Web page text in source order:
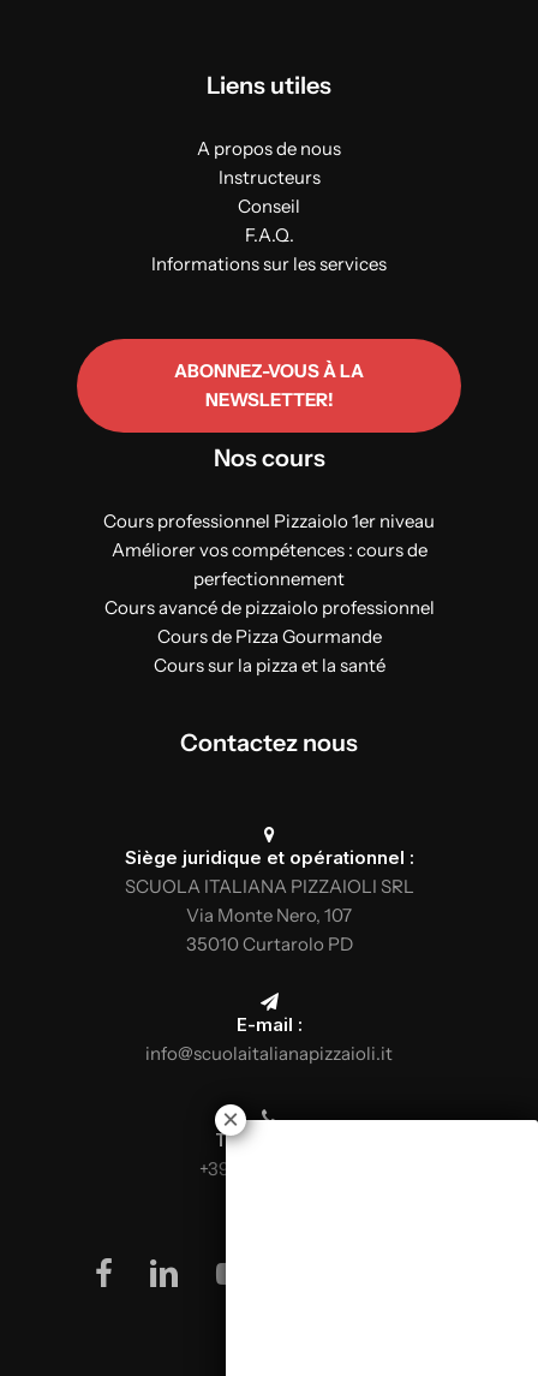
Liens utiles
A propos de nous
Instructeurs
Conseil
F.A.Q.
Informations sur les services
ABONNEZ-VOUS À LA
NEWSLETTER!
Nos cours
Cours professionnel Pizzaiolo 1er niveau
Améliorer vos compétences : cours de
perfectionnement
Cours avancé de pizzaiolo professionnel
Cours de Pizza Gourmande
Cours sur la pizza et la santé
Contactez nous
Siège juridique et opérationnel :
SCUOLA ITALIANA PIZZAIOLI SRL
Via Monte Nero, 107
35010 Curtarolo PD
E-mail :
info@scuolaitalianapizzaioli.it
Téléphone :
+39 0499624665
facebook
linkedinyoutube